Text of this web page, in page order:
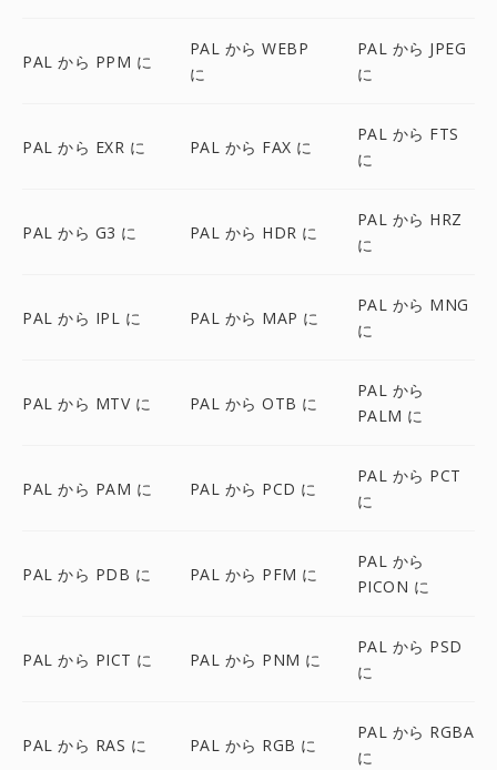
PAL から PPM に
PAL から WEBP
に
PAL から JPEG
に
PAL から EXR に PAL から FAX に
PAL から FTS
に
PAL から G3 に PAL から HDR に
PAL から HRZ
に
PAL から IPL に PAL から MAP に
PAL から MNG
に
PAL から MTV に PAL から OTB に
PAL から
PALM に
PAL から PAM に PAL から PCD に
PAL から PCT
に
PAL から PDB に PAL から PFM に
PAL から
PICON に
PAL から PICT に PAL から PNM に
PAL から PSD
に
PAL から RAS に PAL から RGB に
PAL から RGBA
に